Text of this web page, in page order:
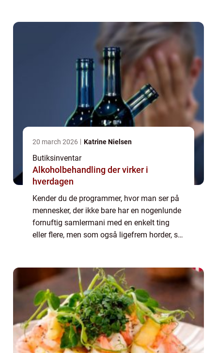
20 march 2026 Katrine Nielsen
Butiksinventar
Alkoholbehandling der virker i
hverdagen
Kender du de programmer, hvor man ser på
mennesker, der ikke bare har en nogenlunde
fornuftig samlermani med en enkelt ting
eller flere, men som også ligefrem horder, så